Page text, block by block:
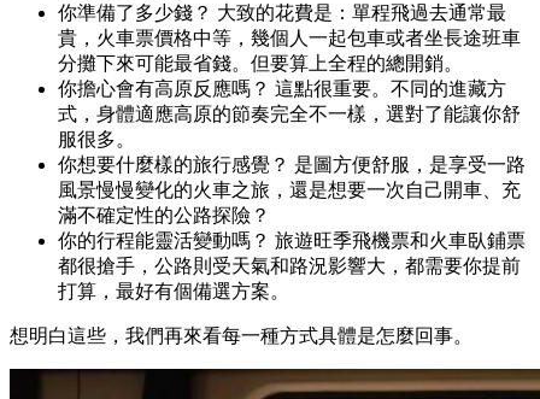
你準備了多少錢？ 大致的花費是：單程飛過去通常最
貴，火車票價格中等，幾個人一起包車或者坐長途班車
分攤下來可能最省錢。但要算上全程的總開銷。
你擔心會有高原反應嗎？ 這點很重要。不同的進藏方
式，身體適應高原的節奏完全不一樣，選對了能讓你舒
服很多。
你想要什麼樣的旅行感覺？ 是圖方便舒服，是享受一路
風景慢慢變化的火車之旅，還是想要一次自己開車、充
滿不確定性的公路探險？
你的行程能靈活變動嗎？ 旅遊旺季飛機票和火車臥鋪票
都很搶手，公路則受天氣和路況影響大，都需要你提前
打算，最好有個備選方案。
想明白這些，我們再來看每一種方式具體是怎麼回事。